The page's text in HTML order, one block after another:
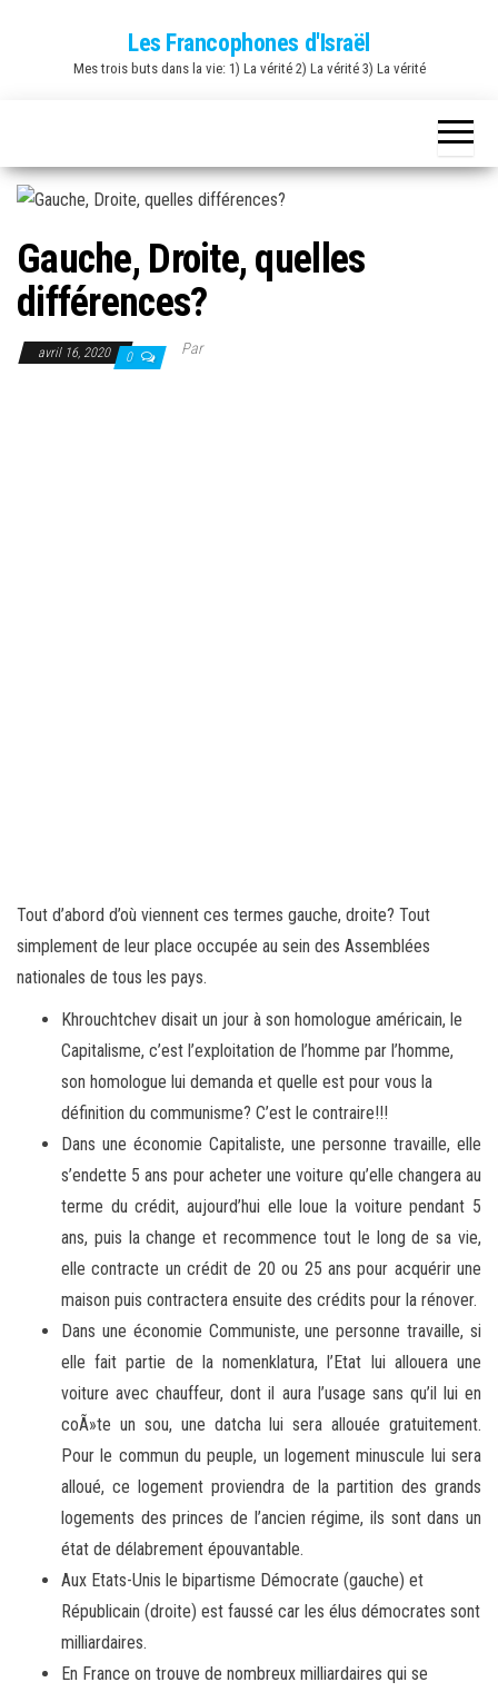
Les Francophones d'Israël
Mes trois buts dans la vie: 1) La vérité 2) La vérité 3) La vérité
Gauche, Droite, quelles
différences?
avril 16, 2020 0 Par
Tout d’abord d’où viennent ces termes gauche, droite? Tout
simplement de leur place occupée au sein des Assemblées
nationales de tous les pays.
Khrouchtchev disait un jour à son homologue américain, le
Capitalisme, c’est l’exploitation de l’homme par l’homme,
son homologue lui demanda et quelle est pour vous la
définition du communisme? C’est le contraire!!!
Dans une économie Capitaliste, une personne travaille, elle
s’endette 5 ans pour acheter une voiture qu’elle changera au
terme du crédit, aujourd’hui elle loue la voiture pendant 5
ans, puis la change et recommence tout le long de sa vie,
elle contracte un crédit de 20 ou 25 ans pour acquérir une
maison puis contractera ensuite des crédits pour la rénover.
Dans une économie Communiste, une personne travaille, si
elle fait partie de la nomenklatura, l’Etat lui allouera une
voiture avec chauffeur, dont il aura l’usage sans qu’il lui en
coÃ»te un sou, une datcha lui sera allouée gratuitement.
Pour le commun du peuple, un logement minuscule lui sera
alloué, ce logement proviendra de la partition des grands
logements des princes de l’ancien régime, ils sont dans un
état de délabrement épouvantable.
Aux Etats-Unis le bipartisme Démocrate (gauche) et
Républicain (droite) est faussé car les élus démocrates sont
milliardaires.
En France on trouve de nombreux milliardaires qui se